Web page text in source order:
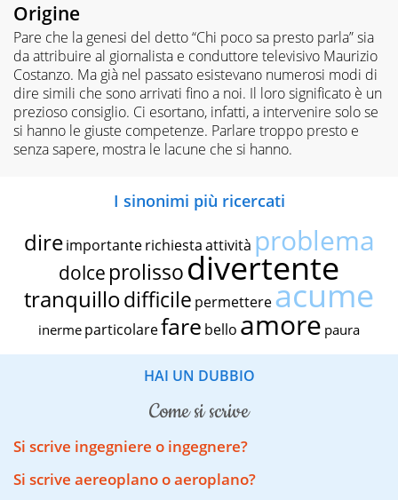
Origine
Pare che la genesi del detto “Chi poco sa presto parla” sia
da attribuire al giornalista e conduttore televisivo Maurizio
Costanzo. Ma già nel passato esistevano numerosi modi di
dire simili che sono arrivati fino a noi. Il loro significato è un
prezioso consiglio. Ci esortano, infatti, a intervenire solo se
si hanno le giuste competenze. Parlare troppo presto e
senza sapere, mostra le lacune che si hanno.
I sinonimi più ricercati
dire importante richiestaattività problema
dolce prolissodivertente
tranquillodifficile permettereacume
inerme particolarefare bello amore paura
HAI UN DUBBIO
come si scrive
Si scrive ingegniere o ingegnere?
Si scrive aereoplano o aeroplano?​​